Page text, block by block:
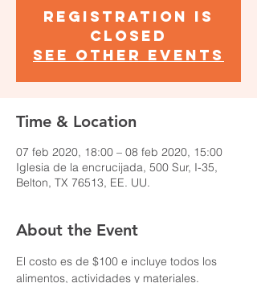
Registration is
Closed
See other events
Time & Location
07 feb 2020, 18:00 – 08 feb 2020, 15:00
Iglesia de la encrucijada, 500 Sur, I-35,
Belton, TX 76513, EE. UU.
About the Event
El costo es de $100 e incluye todos los
alimentos, actividades y materiales.